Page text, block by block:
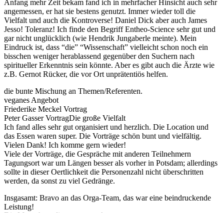
Anfang mehr Zeit bekam fand ich in mehrfacher Hinsicht auch sehr
angemessen, er hat sie bestens genutzt. Immer wieder toll die
Vielfalt und auch die Kontroverse! Daniel Dick aber auch James
Jesso! Toleranz! Ich finde den Begriff Entheo-Science sehr gut und
gar nicht unglücklich (wie Hendrik Jungaberle meinte). Mein
Eindruck ist, dass “die” “Wissenschaft” vielleicht schon noch ein
bisschen weniger herablassend gegenüber den Suchern nach
spiritueller Erkenntnis sein könnte. Aber es gibt auch die Ärzte wie
z.B. Gernot Rücker, die vor Ort unprätentiös helfen.
die bunte Mischung an Themen/Referenten.
veganes Angebot
Friederike Meckel Vortrag
Peter Gasser VortragDie große Vielfalt
Ich fand alles sehr gut organisiert und herzlich. Die Location und
das Essen waren super. Die Vorträge schön bunt und vielfältig.
Vielen Dank! Ich komme gern wieder!
Viele der Vorträge, die Gespräche mit anderen Teilnehmern
Tagungsort war um Längen besser als vorher in Potsdam; allerdings
sollte in dieser Oertlichkeit die Personenzahl nicht überschritten
werden, da sonst zu viel Gedränge.
Insgasamt: Bravo an das Orga-Team, das war eine beindruckende
Leistung!